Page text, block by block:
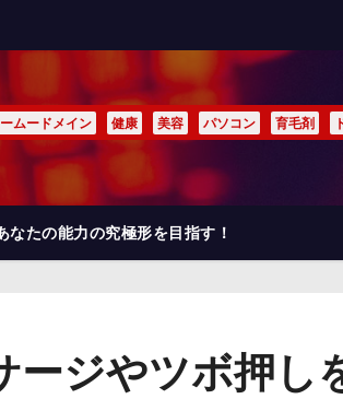
ムードメイン 健康 美容 パソコン 育毛剤
たの能力の究極形を目指す！
ージやツボ押し